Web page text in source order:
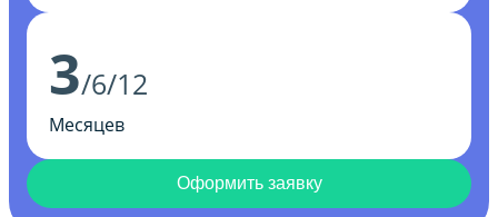
3/6/12
Месяцев
Оформить заявку